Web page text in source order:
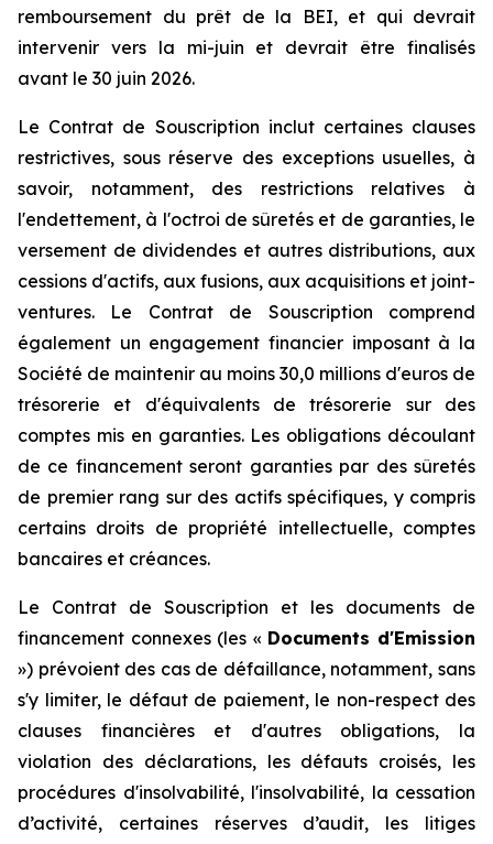
remboursement du prêt de la BEI, et qui devrait
intervenir vers la mi-juin et devrait être finalisés
avant le 30 juin 2026.
Le Contrat de Souscription inclut certaines clauses
restrictives, sous réserve des exceptions usuelles, à
savoir, notamment, des restrictions relatives à
l'endettement, à l'octroi de sûretés et de garanties, le
versement de dividendes et autres distributions, aux
cessions d'actifs, aux fusions, aux acquisitions et joint-
ventures. Le Contrat de Souscription comprend
également un engagement financier imposant à la
Société de maintenir au moins 30,0 millions d'euros de
trésorerie et d'équivalents de trésorerie sur des
comptes mis en garanties. Les obligations découlant
de ce financement seront garanties par des sûretés
de premier rang sur des actifs spécifiques, y compris
certains droits de propriété intellectuelle, comptes
bancaires et créances.
Le Contrat de Souscription et les documents de
financement connexes (les « Documents d'Emission
») prévoient des cas de défaillance, notamment, sans
s'y limiter, le défaut de paiement, le non-respect des
clauses financières et d'autres obligations, la
violation des déclarations, les défauts croisés, les
procédures d'insolvabilité, l'insolvabilité, la cessation
d’activité, certaines réserves d’audit, les litiges